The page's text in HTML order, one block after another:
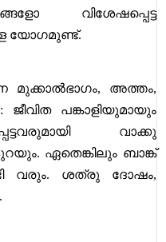
വിശേഷപ്പെട്ട
യോഗമുണ്ട്.
മുക്കാൽഭാഗം, അത്തം,
പങ്കാളിയുമായും
വാക്കു
ഏതെങ്കിലും ബാങ്ക്
വരും. ശത്രു ദോഷം,